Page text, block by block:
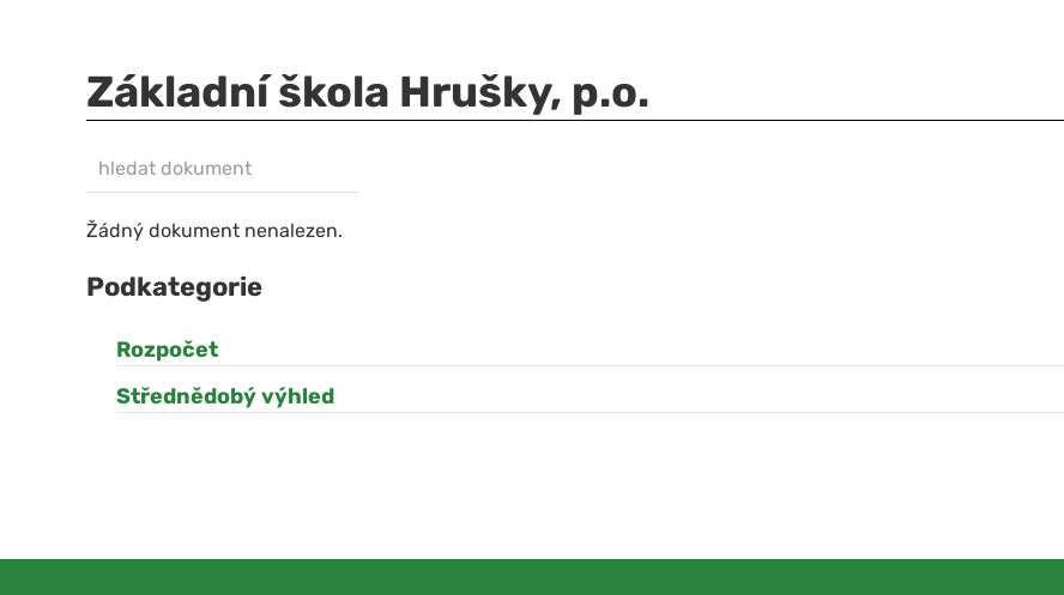
Základní škola Hrušky, p.o.
NEZVEŘEJNĚNO hledat dokument
Žádný dokument nenalezen.
Podkategorie
Rozpočet
Střednědobý výhled